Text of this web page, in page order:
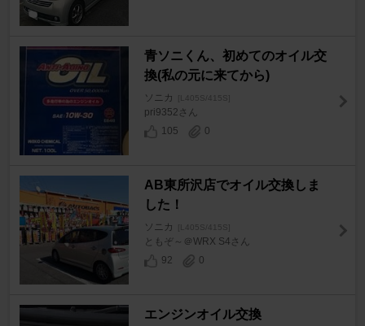
青ソニくん、初めてのオイル交
換(私の元に来てから)
ソニカ [L405S/415S]
pri9352さん
105
0
AB東所沢店でオイル交換しま
した！
ソニカ [L405S/415S]
ともぞ～＠WRX S4さん
92
0
エンジンオイル交換